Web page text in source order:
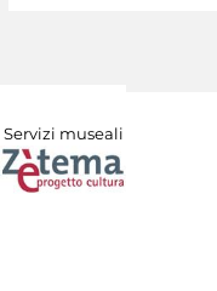
Servizi museali